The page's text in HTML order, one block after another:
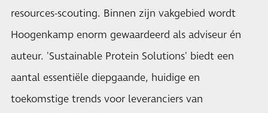
resources-scouting. Binnen zijn vakgebied wordt
Hoogenkamp enorm gewaardeerd als adviseur én
auteur. 'Sustainable Protein Solutions' biedt een
aantal essentiële diepgaande, huidige en
toekomstige trends voor leveranciers van